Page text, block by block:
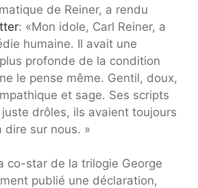
de Reiner, a rendu
: «Mon idole, Carl Reiner, a
humaine. Il avait une
profonde de la condition
le pense même. Gentil, doux,
et sage. Ses scripts
drôles, ils avaient toujours
dire sur nous. »
co-star de la trilogie George
publié une déclaration,